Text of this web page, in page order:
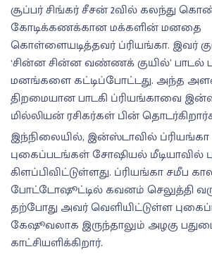
சூப்பர் சிங்கர் சீசன் 2வில் கலந்து
கோடிக்கணக்கான மக்களின் மனதை
கொள்ளையடித்தவர் ப்ரியங்கா. இவர்
‘சின்ன சின்ன வண்ணக் குயில்’ பாடல்
மனங்களை கட்டிப்போட்டது. அந்த
திறமையான பாடகி ப்ரியங்காவை
மில்லியன் ரசிகர்கள் பின்
இந்நிலையில், இன்ஸ்டாவில் ப்ரியங்கா
புகைப்படங்கள் சோஷியல் மீடியாவில்
கிளப்பிவிட்டுள்ளது. ப்ரியங்கா சமீப
போட்டோஷூட்டில் கவனம் செலுத்தி
தற்போது அவர் வெளியிட்டுள்ள
கேஷூவலாக இருந்தாலும் அழகு
காட்சியளிக்கிறார்.